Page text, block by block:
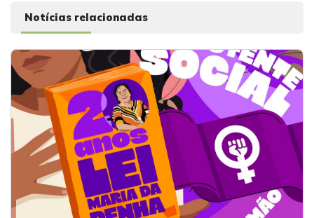
Notícias relacionadas